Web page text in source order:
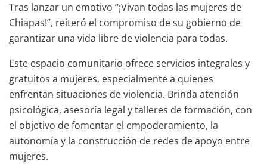
Tras lanzar un emotivo “¡Vivan todas las mujeres de
Chiapas!”, reiteró el compromiso de su gobierno de
garantizar una vida libre de violencia para todas.
Este espacio comunitario ofrece servicios integrales y
gratuitos a mujeres, especialmente a quienes
enfrentan situaciones de violencia. Brinda atención
psicológica, asesoría legal y talleres de formación, con
el objetivo de fomentar el empoderamiento, la
autonomía y la construcción de redes de apoyo entre
mujeres.